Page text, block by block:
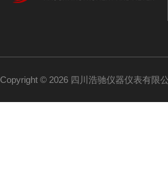
Copyright © 2026 四川浩驰仪器仪表有限